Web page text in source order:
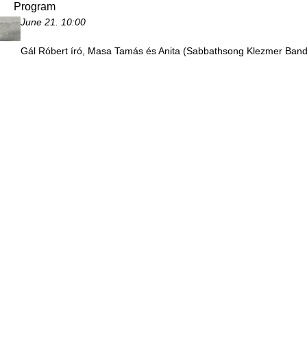
Program
June 21. 10:00
Gál Róbert író, Masa Tamás és Anita (Sabbathsong Klezmer